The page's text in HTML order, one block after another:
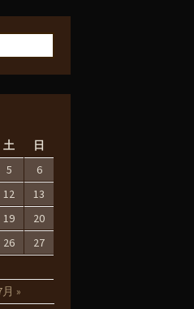
土 日
月 »
5
6
12
13
19
20
26
27